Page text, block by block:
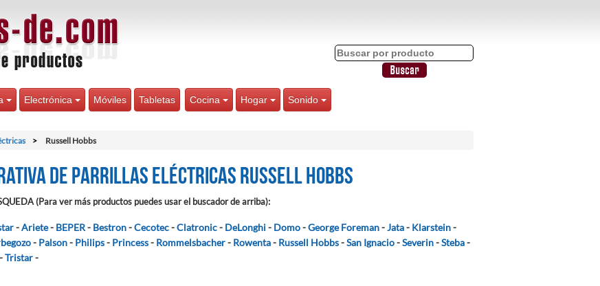
Electrónica Móviles Tabletas Cocina Hogar Sonido
Russell Hobbs
de Parrillas eléctricas Russell Hobbs
(Para ver más productos puedes usar el buscador de arriba):
-Ariete- BEPER- Bestron-Cecotec-Clatronic- DeLonghi- Domo-George Foreman-Jata- Klarstein-
- Palson- Philips- Princess- Rommelsbacher- Rowenta- Russell Hobbs-San Ignacio-Severin-Steba-
-Tristar-